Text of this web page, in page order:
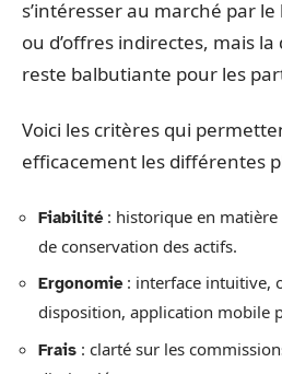
s’intéresser au marché par
ou d’offres indirectes, mais
reste balbutiante pour les
Voici les critères qui
efficacement les différentes
Fiabilité: historique en
de conservation des actifs.
Ergonomie: interface intuitive,
disposition, application mobile
Frais : clarté sur les